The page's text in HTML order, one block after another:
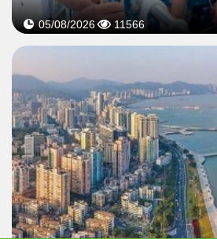
05/08/2026 11566